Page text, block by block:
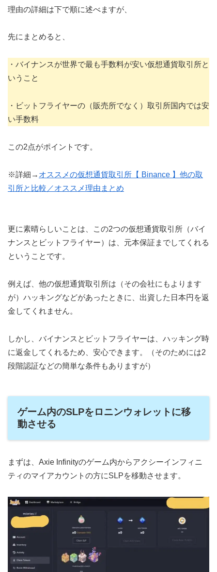
理由の詳細は下で順に述べますが、
先にまとめると、
・バイナンスが世界で最も手数料が安い仮想通貨取引所と
いうこと
・ビットフライヤーの（販売所でなく）取引所国内では安
い手数料
この2点がポイントです。
※詳細→ オススメの仮想通貨取引所【 Binance 】他の取
引所と比較／オススメ理由まとめ
更に素晴らしいことは、この2つの仮想通貨取引所（バイ
ナンスとビットフライヤー）は、元本保証までしてくれる
ということです。
例えば、他の仮想通貨取引所は（その会社にもよります
が）ハッキングなどがあったときに、出資した日本円を返
金してくれません。
しかし、バイナンスとビットフライヤーは、ハッキング時
に返金してくれるため、安心できます。（そのためには2
段階認証などの簡単な条件もありますが）
ゲーム内のSLPをロニンウォレットに移
動させる
まずは、Axie Infinityのゲーム内からアクシーインフィニ
ティのマイアカウントの方にSLPを移動させます。